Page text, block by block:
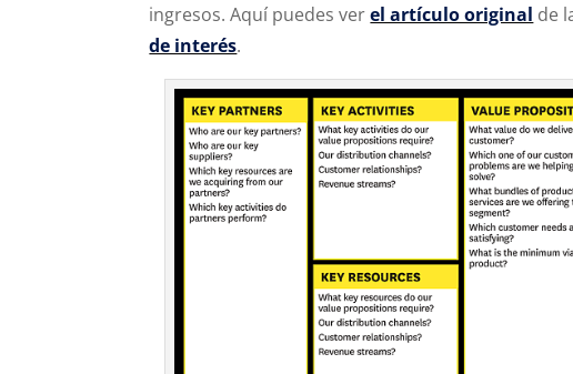
ingresos. Aquí puedes verel artículo original de
de interés.